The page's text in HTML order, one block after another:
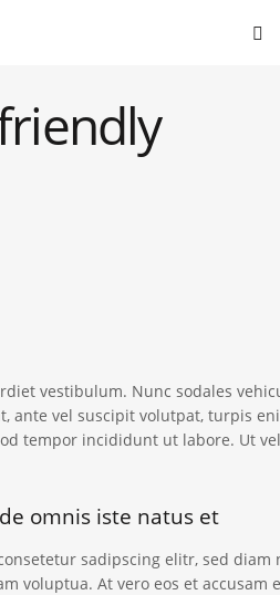
vestibulum. Nunc sodales
ante vel suscipit volutpat, turpis
tempor incididunt ut labore. Ut
omnis iste natus et
sadipscing elitr, sed
voluptua. At vero eos et